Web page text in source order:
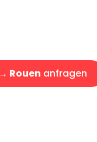
Rouen anfragen